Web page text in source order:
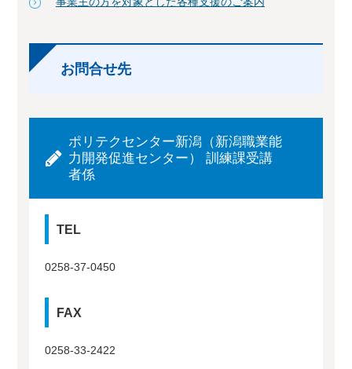
お問合せ先
ポリテクセンター新潟（新潟職業能
力開発促進センター） 訓練課受講
者係
TEL
0258-37-0450
FAX
0258-33-2422